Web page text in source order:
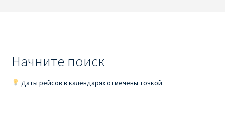
RYANAIR PL ОТ € 9
Начните поиск
Даты рейсов в календарях отмечены точкой